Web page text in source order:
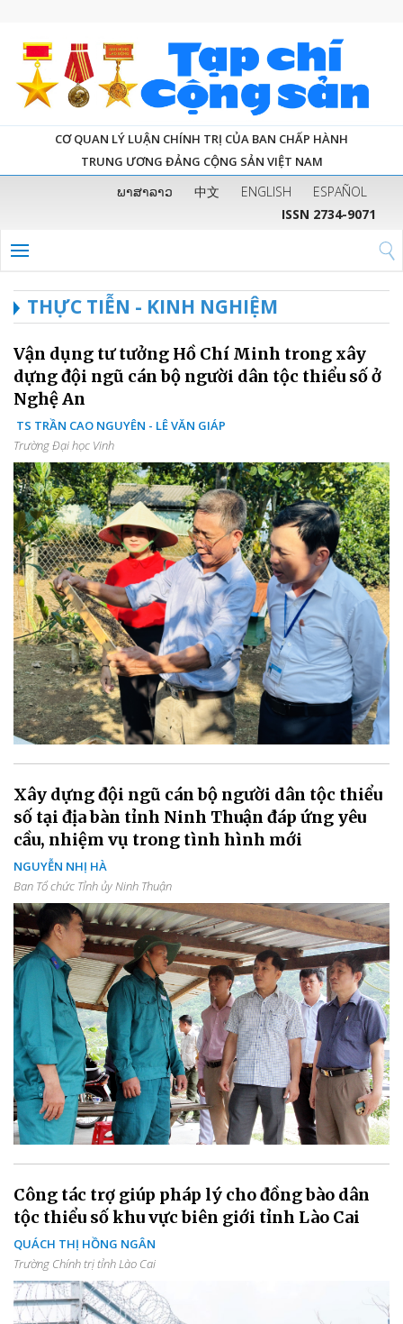
CƠ QUAN LÝ LUẬN CHÍNH TRỊ CỦA BAN CHẤP HÀNH
TRUNG ƯƠNG ĐẢNG CỘNG SẢN VIỆT NAM
ພາສາລາວ 中文 ENGLISH
ESPAÑOL
ISSN 2734-9071
THỰC TIỄN - KINH NGHIỆM
Vận dụng tư tưởng Hồ Chí Minh trong xây
dựng đội ngũ cán bộ người dân tộc thiểu số ở
Nghệ An
TS TRẦN CAO NGUYÊN - LÊ VĂN GIÁP
Trường Đại học Vinh
Xây dựng đội ngũ cán bộ người dân tộc thiểu
số tại địa bàn tỉnh Ninh Thuận đáp ứng yêu
cầu, nhiệm vụ trong tình hình mới
NGUYỄN NHỊ HÀ
Ban Tổ chức Tỉnh ủy Ninh Thuận
Công tác trợ giúp pháp lý cho đồng bào dân
tộc thiểu số khu vực biên giới tỉnh Lào Cai
QUÁCH THỊ HỒNG NGÂN
Trường Chính trị tỉnh Lào Cai